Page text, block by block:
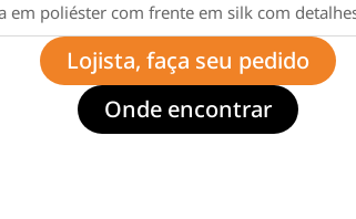
em poliéster com frente em silk com
Lojista, faça seu pedido
Onde encontrar